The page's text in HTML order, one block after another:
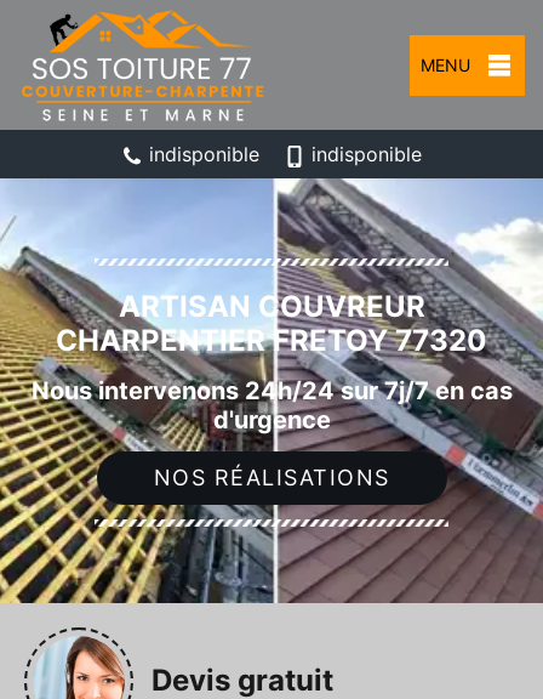
MENU
indisponible indisponible
ARTISAN COUVREUR
CHARPENTIER FRETOY 77320
Nous intervenons 24h/24 sur 7j/7 en cas
d'urgence
NOS RÉALISATIONS
Devis gratuit